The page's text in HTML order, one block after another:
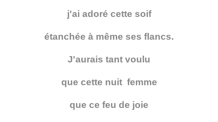
j'ai adoré cette soif
étanchée à même ses flancs.
J'aurais tant voulu
que cette nuit femme
que ce feu de joie